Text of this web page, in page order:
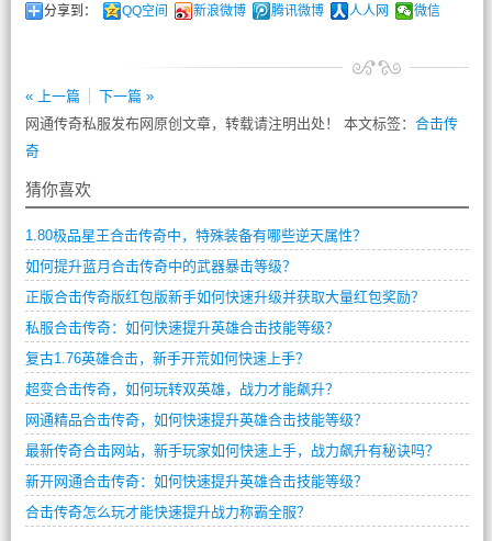
分享到： QQ空间 新浪微博 腾讯微博 人人网 微信
« 上一篇
下一篇 »
网通传奇私服发布网原创文章，转载请注明出处！ 本文标签： 合击传
奇
猜你喜欢
1.80极品星王合击传奇中，特殊装备有哪些逆天属性？
如何提升蓝月合击传奇中的武器暴击等级？
正版合击传奇版红包版新手如何快速升级并获取大量红包奖励？
私服合击传奇：如何快速提升英雄合击技能等级？
复古1.76英雄合击，新手开荒如何快速上手？
超变合击传奇，如何玩转双英雄，战力才能飙升？
网通精品合击传奇，如何快速提升英雄合击技能等级？
最新传奇合击网站，新手玩家如何快速上手，战力飙升有秘诀吗？
新开网通合击传奇：如何快速提升英雄合击技能等级？
合击传奇怎么玩才能快速提升战力称霸全服？